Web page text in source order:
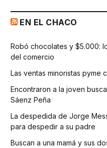
EN EL CHACO
Robó chocolates y $5.000:
del comercio
Las ventas minoristas pyme
Encontraron a la joven
Sáenz Peña
La despedida de Jorge
para despedir a su padre
Buscan a una mamá y sus